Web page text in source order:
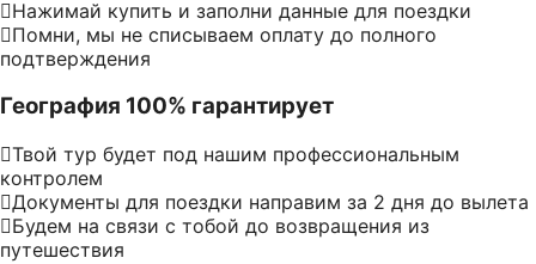
Нажимай купить и заполни данные для поездки
Помни, мы не списываем оплату до полного
подтверждения
География 100% гарантирует
Твой тур будет под нашим профессиональным
контролем
Документы для поездки направим за 2 дня до вылета
Будем на связи с тобой до возвращения из
путешествия